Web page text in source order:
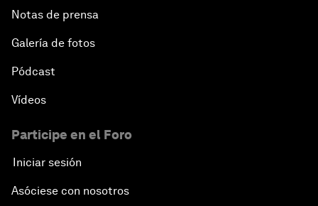
Notas de prensa
Galería de fotos
Pódcast
Vídeos
Participe en el Foro
Iniciar sesión
Asóciese con nosotros